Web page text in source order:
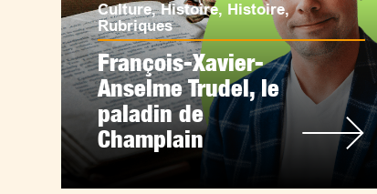
Culture,Histoire, Histoire,
Rubriques
François-Xavier-
Anselme Trudel, le
paladin de
Champlain